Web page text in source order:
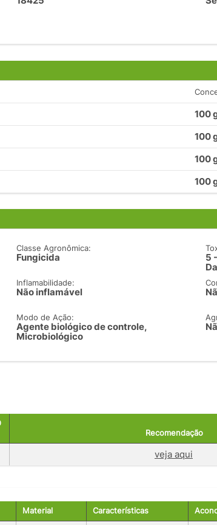
100
100
100
100
Classe Agronômica:
Fungicida
5
Inflamabilidade:
Não inflamável
Modo de Ação:
Agente biológico de controle,
Microbiológico
Recomendação
veja aqui
Material Características